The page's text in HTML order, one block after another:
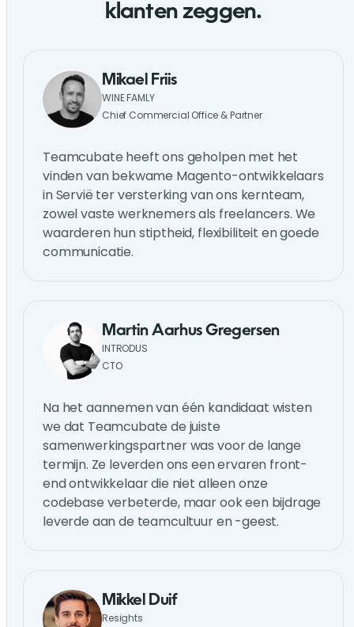
klanten zeggen.
Mikael Friis
WINE FAMLY
Chief Commercial Office & Partner
Teamcubate heeft ons geholpen met het
vinden van bekwame Magento-ontwikkelaars
in Servië ter versterking van ons kernteam,
zowel vaste werknemers als freelancers. We
waarderen hun stiptheid, flexibiliteit en goede
communicatie.
Martin Aarhus Gregersen
INTRODUS
CTO
Na het aannemen van één kandidaat wisten
we dat Teamcubate de juiste
samenwerkingspartner was voor de lange
termijn. Ze leverden ons een ervaren front-
end ontwikkelaar die niet alleen onze
codebase verbeterde, maar ook een bijdrage
leverde aan de teamcultuur en -geest.
Mikkel Duif
Resights